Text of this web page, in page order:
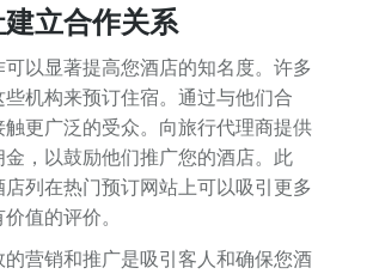
立合作关系
以显著提高您酒店的知名度。许多
机构来预订住宿。通过与他们合
更广泛的受众。向旅行代理商提供
，以鼓励他们推广您的酒店。此
列在热门预订网站上可以吸引更多
值的评价。
营销和推广是吸引客人和确保您酒